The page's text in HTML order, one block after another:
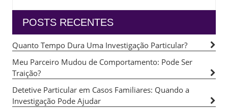
POSTS RECENTES
Quanto Tempo Dura Uma Investigação Particular?
Meu Parceiro Mudou de Comportamento: Pode Ser
Traição?
Detetive Particular em Casos Familiares: Quando a
Investigação Pode Ajudar